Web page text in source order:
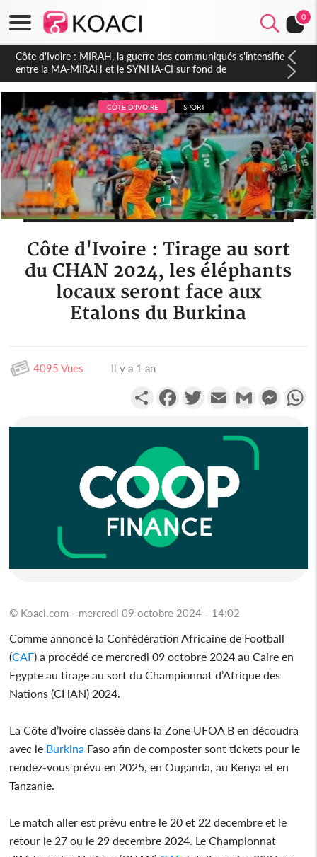
0
Côte d'Ivoire : Indépendance 2026, Thiam plaide pour un
environnement démocratique plus apaisé
CÔTE D'IVOIRE SPORT
Côte d'Ivoire : Tirage au sort
du CHAN 2024, les éléphants
locaux seront face aux
Etalons du Burkina
4095 Vues Il y a 1 an
PartagerFacebookTwitterEmail Gmail
© Koaci.com - mercredi 09 octobre 2024 - 14:02
Comme annoncé la Confédération Africaine de Football
(CAF) a procédé ce mercredi 09 octobre 2024 au Caire en
Egypte au tirage au sort du Championnat d’Afrique des
Nations (CHAN) 2024.
La Côte d’Ivoire classée dans la Zone UFOA B en découdra
avec le Burkina Faso afin de composter sont tickets pour le
rendez-vous prévu en 2025, en Ouganda, au Kenya et en
Tanzanie.
Le match aller est prévu entre le 20 et 22 decembre et le
retour le 27 ou le 29 decembre 2024. Le Championnat